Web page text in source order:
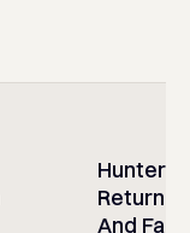
Hunter
And